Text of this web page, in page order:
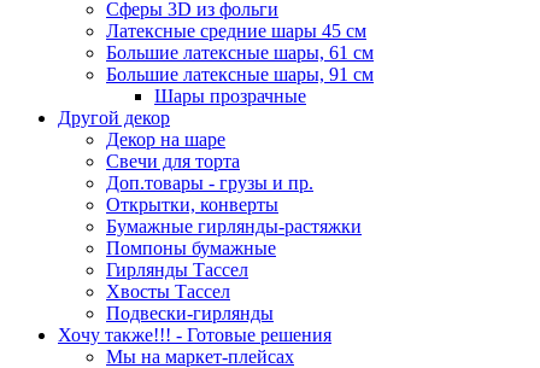
Сферы 3D из фольги
Латексные средние шары 45 см
Большие латексные шары, 61 см
Большие латексные шары, 91 см
Шары прозрачные
Другой декор
Декор на шаре
Свечи для торта
Доп.товары - грузы и пр.
Открытки, конверты
Бумажные гирлянды-растяжки
Помпоны бумажные
Гирлянды Тассел
Хвосты Тассел
Подвески-гирлянды
Хочу также!!! - Готовые решения
Мы на маркет-плейсах